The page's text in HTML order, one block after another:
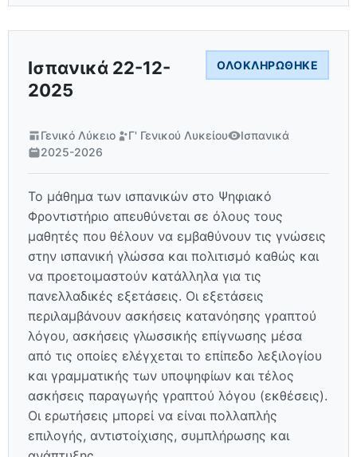
Ισπανικά 22-12-
2025
ΟΛΟΚΛΗΡΏΘΗΚΕ
Γενικό Λύκειο Γ' Γενικού Λυκείου
Ισπανικά
2025-2026
Το μάθημα των ισπανικών στο Ψηφιακό
Φροντιστήριο απευθύνεται σε όλους τους
μαθητές που θέλουν να εμβαθύνουν τις γνώσεις
στην ισπανική γλώσσα και πολιτισμό καθώς και
να προετοιμαστούν κατάλληλα για τις
πανελλαδικές εξετάσεις. Οι εξετάσεις
περιλαμβάνουν ασκήσεις κατανόησης γραπτού
λόγου, ασκήσεις γλωσσικής επίγνωσης μέσα
από τις οποίες ελέγχεται το επίπεδο λεξιλογίου
και γραμματικής των υποψηφίων και τέλος
ασκήσεις παραγωγής γραπτού λόγου (εκθέσεις).
Οι ερωτήσεις μπορεί να είναι πολλαπλής
επιλογής, αντιστοίχισης, συμπλήρωσης και